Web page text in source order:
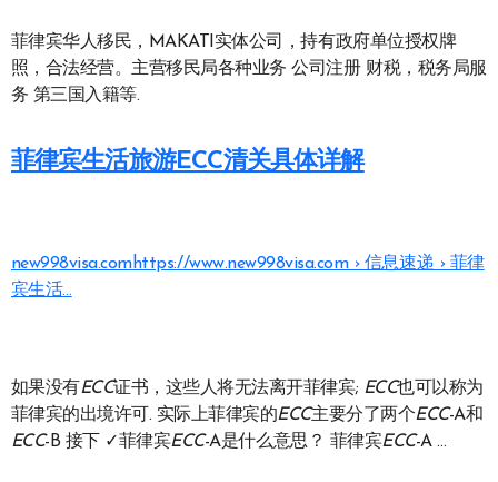
菲律宾华人移民，MAKATI实体公司，持有政府单位授权牌
照，合法经营。主营移民局各种业务 公司注册 财税，税务局服
务 第三国入籍等.
菲律宾生活旅游ECC清关具体详解
new998visa.comhttps://www.new998visa.com › 信息速递 › 菲律
宾生活…
如果没有 ECC证书，这些人将无法离开菲律宾; ECC也可以称为
菲律宾的出境许可. 实际上菲律宾的ECC主要分了两个ECC-A和
ECC-B 接下 ✓菲律宾ECC-A是什么意思？ 菲律宾ECC-A …